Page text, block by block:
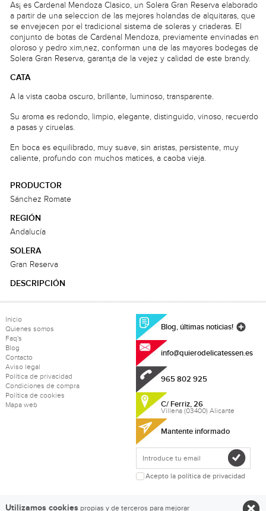
As¡ es Cardenal Mendoza Clasico, un Solera Gran Reserva elaborado
a partir de una seleccion de las mejores holandas de alquitaras, que
se envejecen por el tradicional sistema de soleras y criaderas. El
conjunto de botas de Cardenal Mendoza, previamente envinadas en
oloroso y pedro xim‚nez, conforman una de las mayores bodegas de
Solera Gran Reserva, garant¡a de la vejez y calidad de este brandy.
CATA
A la vista caoba oscuro, brillante, luminoso, transparente.
Su aroma es redondo, limpio, elegante, distinguido, vinoso, recuerdo
a pasas y ciruelas.
En boca es equilibrado, muy suave, sin aristas, persistente, muy
caliente, profundo con muchos matices, a caoba vieja.
PRODUCTOR
Sánchez Romate
REGIÓN
Andalucía
SOLERA
Gran Reserva
DESCRIPCIÓN
Inicio
Quienes somos
Faq's
Blog
Contacto
Aviso legal
Política de privacidad
Condiciones de compra
Política de cookies
Mapa web
Blog, últimas noticias!
info@quierodelicatessen.es
965 802 925
C/ Ferriz, 26
Villena (03400) Alicante
Mantente informado
Acepto la política de privacidad
Utilizamos cookies propias y de terceros para mejorar